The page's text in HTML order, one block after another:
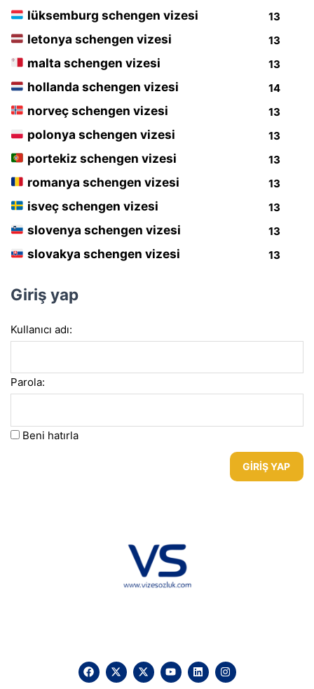
lüksemburg schengen vizesi 13
letonya schengen vizesi 13
malta schengen vizesi 13
hollanda schengen vizesi 14
norveç schengen vizesi 13
polonya schengen vizesi 13
portekiz schengen vizesi 13
romanya schengen vizesi 13
isveç schengen vizesi 13
slovenya schengen vizesi 13
slovakya schengen vizesi 13
Giriş yap
Kullanıcı adı:
Parola:
Beni hatırla
GIRIŞ YAP